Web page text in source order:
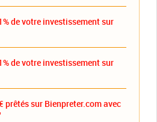
de votre investissement sur
de votre investissement sur
prêtés sur Bienpreter.com avec